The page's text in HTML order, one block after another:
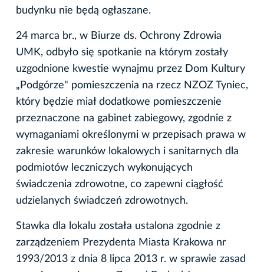
budynku nie będą ogłaszane.
24 marca br., w Biurze ds. Ochrony Zdrowia
UMK, odbyło się spotkanie na którym zostały
uzgodnione kwestie wynajmu przez Dom Kultury
„Podgórze" pomieszczenia na rzecz NZOZ Tyniec,
który będzie miał dodatkowe pomieszczenie
przeznaczone na gabinet zabiegowy, zgodnie z
wymaganiami określonymi w przepisach prawa w
zakresie warunków lokalowych i sanitarnych dla
podmiotów leczniczych wykonujących
świadczenia zdrowotne, co zapewni ciągłość
udzielanych świadczeń zdrowotnych.
Stawka dla lokalu została ustalona zgodnie z
zarządzeniem Prezydenta Miasta Krakowa nr
1993/2013 z dnia 8 lipca 2013 r. w sprawie zasad